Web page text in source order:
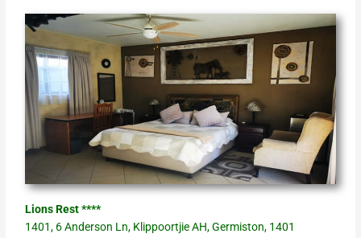
Lions Rest ****
1401, 6 Anderson Ln, Klippoortjie AH, Germiston, 1401